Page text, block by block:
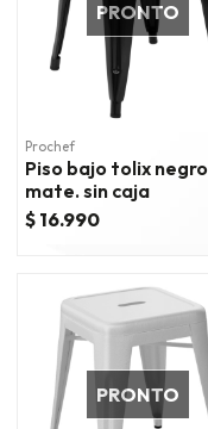
PRONTO
Prochef
Piso bajo tolix negro
mate. sin caja
$ 16.990
PRONTO